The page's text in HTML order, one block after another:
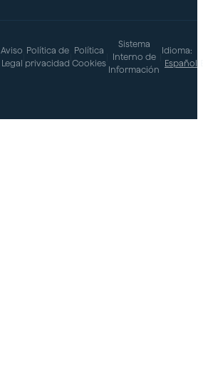
Aviso
Legal
Política de
privacidad
Política
Cookies
Sistema
Interno de
Información
Idioma:
Español